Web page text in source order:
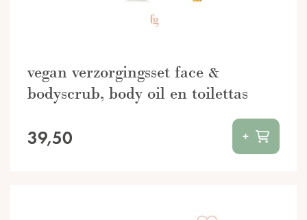
vegan verzorgingsset face &
bodyscrub, body oil en toilettas
39,50 +